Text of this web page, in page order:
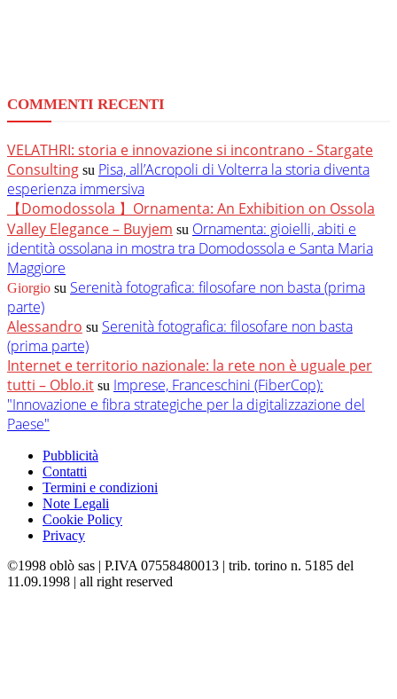
COMMENTI RECENTI
VELATHRI: storia e innovazione si incontrano - Stargate
Consulting su Pisa, all’Acropoli di Volterra la storia diventa
esperienza immersiva
【Domodossola 】Ornamenta: An Exhibition on Ossola
Valley Elegance – Buyjem su Ornamenta: gioielli, abiti e
identità ossolana in mostra tra Domodossola e Santa Maria
Maggiore
Giorgio su Serenità fotografica: filosofare non basta (prima
parte)
Alessandro su Serenità fotografica: filosofare non basta
(prima parte)
Internet e territorio nazionale: la rete non è uguale per
tutti – Oblo.it su Imprese, Franceschini (FiberCop):
"Innovazione e fibra strategiche per la digitalizzazione del
Paese"
Pubblicità
Contatti
Termini e condizioni
Note Legali
Cookie Policy
Privacy
©1998 oblò sas | P.IVA 07558480013 | trib. torino n. 5185 del
11.09.1998 | all right reserved